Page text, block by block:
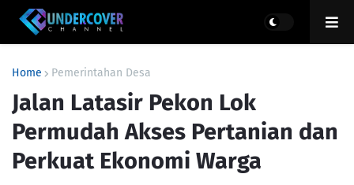
Home Pemerintahan Desa
Jalan Latasir Pekon Lok
Permudah Akses Pertanian dan
Perkuat Ekonomi Warga